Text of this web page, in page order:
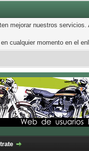
mejorar nuestros
cualquier momento en el